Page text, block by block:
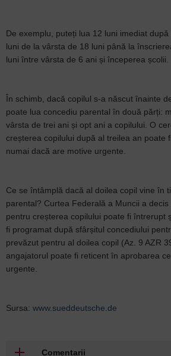
De exemplu, puteți lua 12 luni imediat
luni de la vârsta de 18 luni până la
luni între vârsta de 6 ani și începerea școlii.
În schimb, dacă copilul s-a născut înainte
poate lua concediu parental în două părți:
vârsta de trei ani și opt ani a copilului. O
creșterea copilului după al treilea an poate
numai dacă are motive urgente.
Ce se întâmplă dacă al doilea copil vine în
parental? Curtea Federală a Muncii a
pentru creșterea copilului poate fi întrerupt
fi programat după sfârșitul concediului
prevăzut pentru al doilea copil (Az. 9 AZR
angajatorul poate fi reticent în aprobarea
urgente.
Sursa: www.sueddeutsche.de
Comentarii